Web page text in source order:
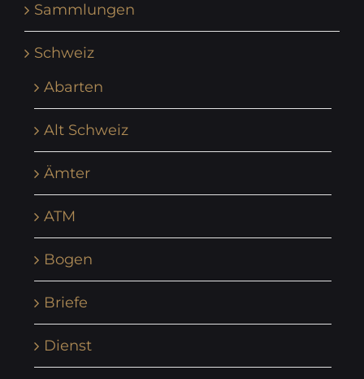
Sammlungen
Schweiz
Abarten
Alt Schweiz
Ämter
ATM
Bogen
Briefe
Dienst